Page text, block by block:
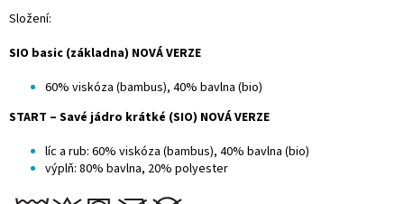
Složení:
SIO basic (základna) NOVÁ VERZE
60% viskóza (bambus), 40% bavlna (bio)
START – Savé jádro krátké (SIO) NOVÁ VERZE
líc a rub: 60% viskóza (bambus), 40% bavlna (bio)
výplň: 80% bavlna, 20% polyester